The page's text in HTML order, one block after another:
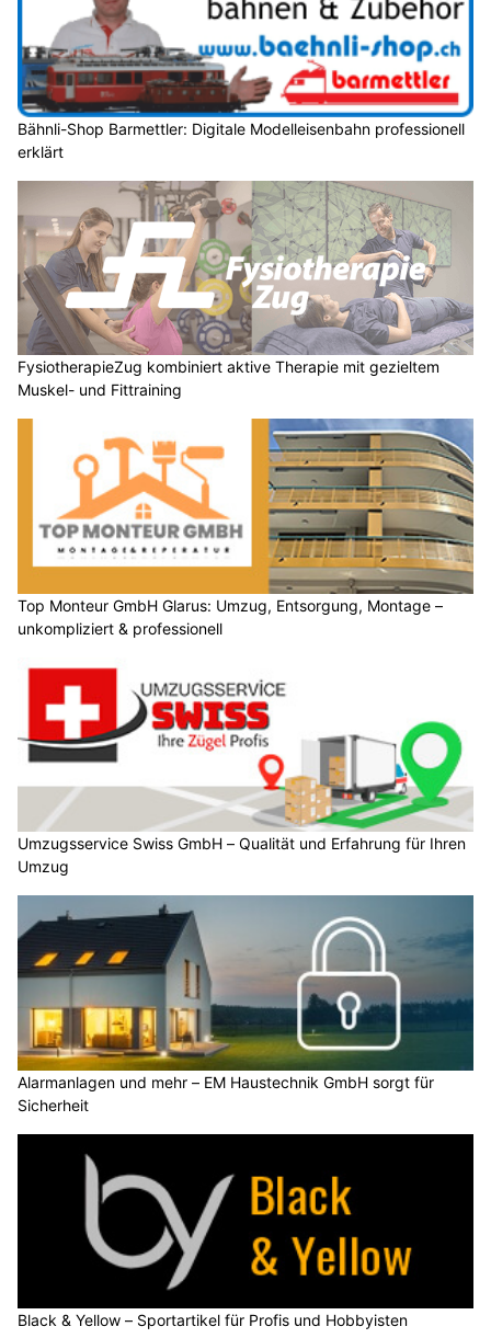
Bähnli-Shop Barmettler: Digitale Modelleisenbahn professionell
erklärt
FysiotherapieZug kombiniert aktive Therapie mit gezieltem
Muskel- und Fittraining
Top Monteur GmbH Glarus: Umzug, Entsorgung, Montage –
unkompliziert & professionell
Umzugsservice Swiss GmbH – Qualität und Erfahrung für Ihren
Umzug
Alarmanlagen und mehr – EM Haustechnik GmbH sorgt für
Sicherheit
Black & Yellow – Sportartikel für Profis und Hobbyisten